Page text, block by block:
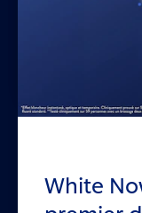
White